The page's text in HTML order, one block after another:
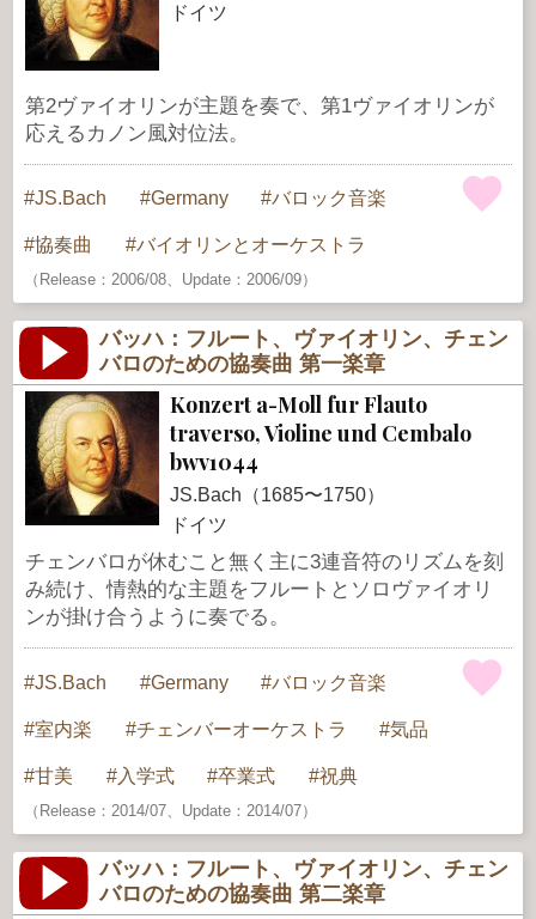
ドイツ
第2ヴァイオリンが主題を奏で、第1ヴァイオリンが
応えるカノン風対位法。
JS.Bach Germany バロック音楽
協奏曲 バイオリンとオーケストラ
（Release：2006/08、Update：2006/09）
バッハ：フルート、ヴァイオリン、チェン
バロのための協奏曲 第一楽章
Konzert a-Moll fur Flauto
traverso, Violine und Cembalo
bwv1044
JS.Bach（1685〜1750）
ドイツ
チェンバロが休むこと無く主に3連音符のリズムを刻
み続け、情熱的な主題をフルートとソロヴァイオリ
ンが掛け合うように奏でる。
JS.Bach Germany バロック音楽
室内楽 チェンバーオーケストラ 気品
甘美 入学式 卒業式 祝典
（Release：2014/07、Update：2014/07）
バッハ：フルート、ヴァイオリン、チェン
バロのための協奏曲 第二楽章